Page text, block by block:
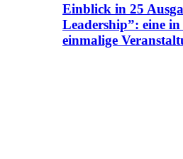
Einblick in 25
Leadership”: eine
einmalige